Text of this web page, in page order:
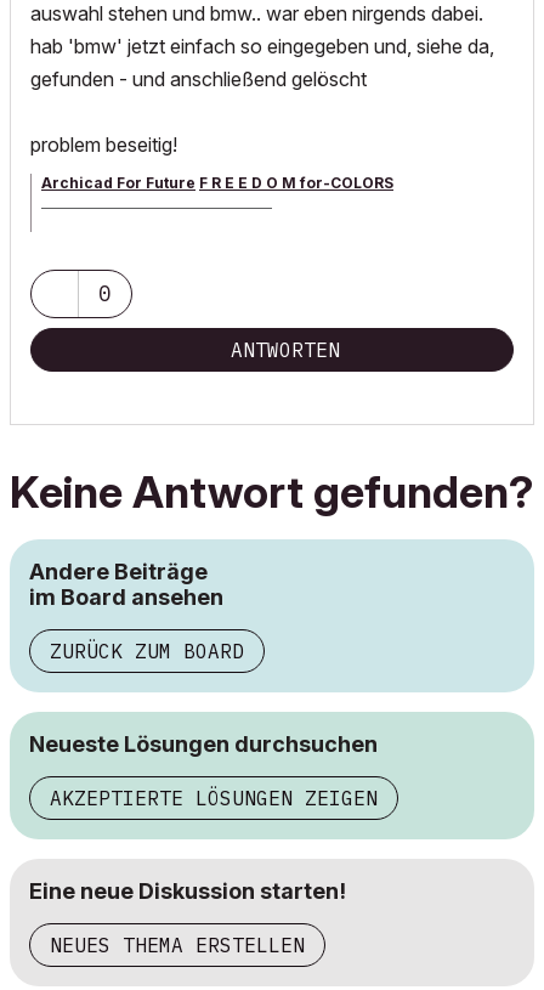
auswahl stehen und bmw.. war eben nirgends dabei.
hab 'bmw' jetzt einfach so eingegeben und, siehe da,
gefunden - und anschließend gelöscht
problem beseitig!
Archicad For Future F R E E D O M for-COLORS
0
ANTWORTEN
Keine Antwort gefunden?
Andere Beiträge
im Board ansehen
ZURÜCK ZUM BOARD
Neueste Lösungen durchsuchen
AKZEPTIERTE LÖSUNGEN ZEIGEN
Eine neue Diskussion starten!
NEUES THEMA ERSTELLEN